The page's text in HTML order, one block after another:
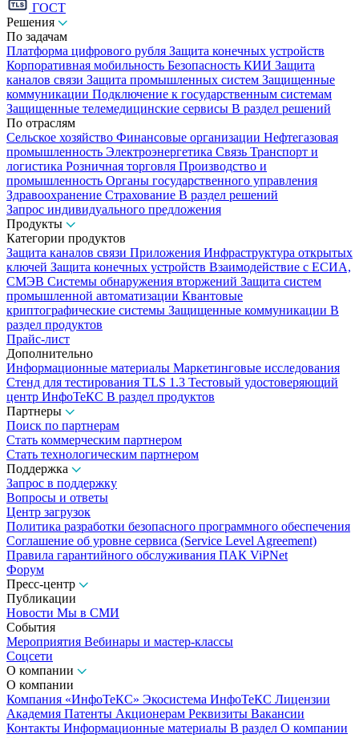
ГОСТ
Решения
По задачам
Платформа цифрового рубля Защита конечных устройств
Корпоративная мобильность Безопасность КИИ Защита
каналов связи Защита промышленных систем Защищенные
коммуникации Подключение к государственным системам
Защищенные телемедицинские сервисы В раздел решений
По отраслям
Сельское хозяйство Финансовые организации Нефтегазовая
промышленность Электроэнергетика Связь Транспорт и
логистика Розничная торговля Производство и
промышленность Органы государственного управления
Здравоохранение Страхование В раздел решений
Запрос индивидуального предложения
Продукты
Категории продуктов
Защита каналов связи Приложения Инфраструктура открытых
ключей Защита конечных устройств Взаимодействие с ЕСИА,
СМЭВ Системы обнаружения вторжений Защита систем
промышленной автоматизации Квантовые
криптографические системы Защищенные коммуникации В
раздел продуктов
Прайс-лист
Дополнительно
Информационные материалы Маркетинговые исследования
Стенд для тестирования TLS 1.3 Тестовый удостоверяющий
центр ИнфоТеКС В раздел продуктов
Партнеры
Поиск по партнерам
Стать коммерческим партнером
Стать технологическим партнером
Поддержка
Запрос в поддержку
Вопросы и ответы
Центр загрузок
Политика разработки безопасного программного обеспечения
Соглашение об уровне сервиса (Service Level Agreement)
Правила гарантийного обслуживания ПАК ViPNet
Форум
Пресс-центр
Публикации
Новости Мы в СМИ
События
Мероприятия Вебинары и мастер-классы
Соцсети
О компании
О компании
Компания «ИнфоТеКС» Экосистема ИнфоТеКС Лицензии
Академия Патенты Акционерам Реквизиты Вакансии
Контакты Информационные материалы В раздел О компании